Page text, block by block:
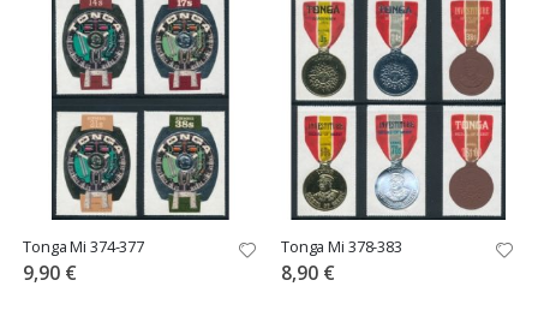
Tonga Mi 374-377
9,90 €
Tonga Mi 378-383
8,90 €